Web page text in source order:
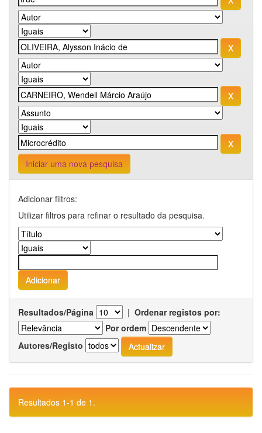
Iniciar uma nova pesquisa
Adicionar filtros:
Utilizar filtros para refinar o resultado da pesquisa.
Resultados/Página | Ordenar registos por:
Por ordem
Autores/Registo
Resultados 1-1 de 1.